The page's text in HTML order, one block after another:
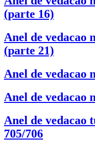
(parte 16)
Anel de vedacao
(parte 21)
Anel de vedacao
Anel de vedacao
Anel de vedacao
705/706